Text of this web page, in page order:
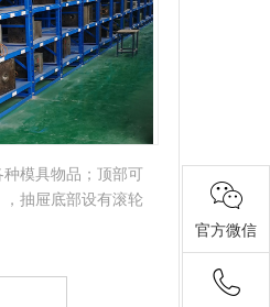
种。悬臂式货架适
、管材及不规则货
仓储
故也
官方微信